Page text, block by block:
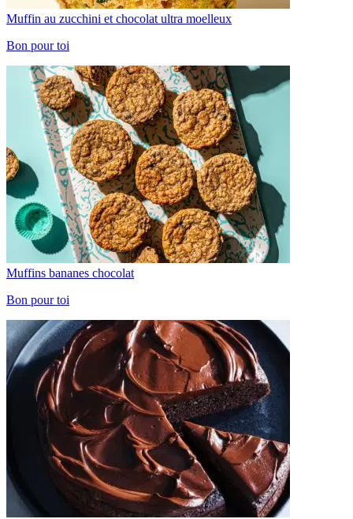
Muffin au zucchini et chocolat ultra moelleux
Bon pour toi
Muffins bananes chocolat
Bon pour toi